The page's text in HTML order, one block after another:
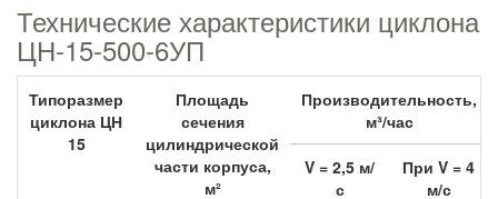
Технические характеристики циклона
ЦН-15-500-6УП
Типоразмер
циклона ЦН
15
Площадь
сечения
цилиндрической
части корпуса,
м²
Производительность,
м³/час
V = 2,5 м/
с
При V = 4
м/с